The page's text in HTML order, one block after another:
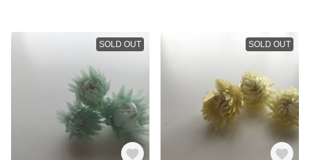
SOLD OUT SOLD OUT